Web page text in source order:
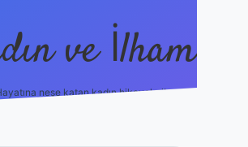
ve İlham
neşe katan kadın hikayeleri!